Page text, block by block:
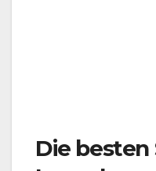
Die